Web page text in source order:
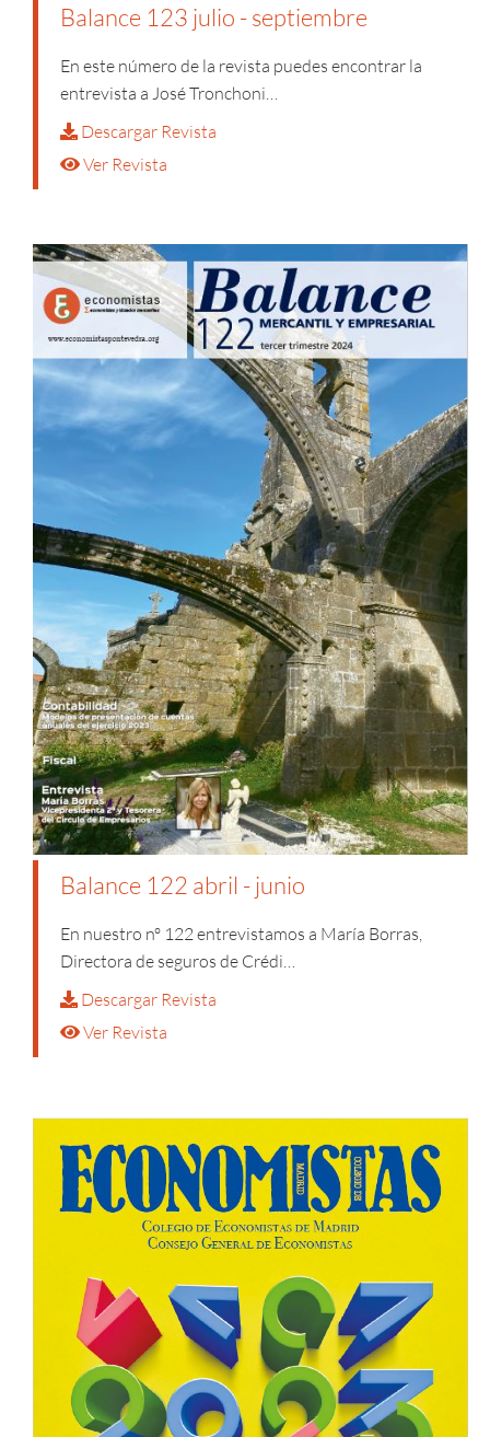
Balance 123 julio - septiembre
En este número de la revista puedes encontrar la
entrevista a José Tronchoni…
Descargar Revista
Ver Revista
Balance 122 abril - junio
En nuestro nº 122 entrevistamos a María Borras,
Directora de seguros de Crédi…
Descargar Revista
Ver Revista